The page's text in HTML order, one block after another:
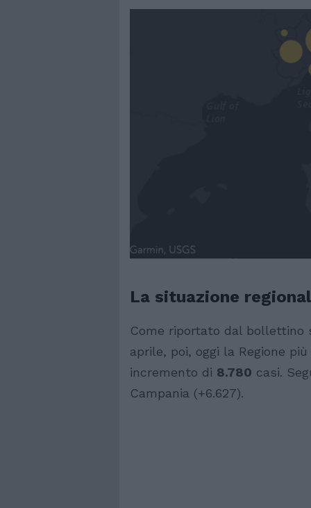
La situazione
Come riportato dal bollettino
aprile, poi, oggi la Regione
incremento di 8.780 casi.
Campania (+6.627).